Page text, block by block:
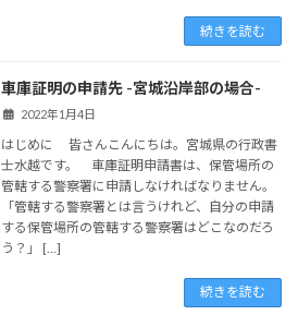
続きを読む
車庫証明の申請先 -宮城沿岸部の場合-
2022年1月4日
はじめに 皆さんこんにちは。宮城県の行政書
士水越です。 車庫証明申請書は、保管場所の
管轄する警察署に申請しなければなりません。
「管轄する警察署とは言うけれど、自分の申請
する保管場所の管轄する警察署はどこなのだろ
う？」 […]
続きを読む